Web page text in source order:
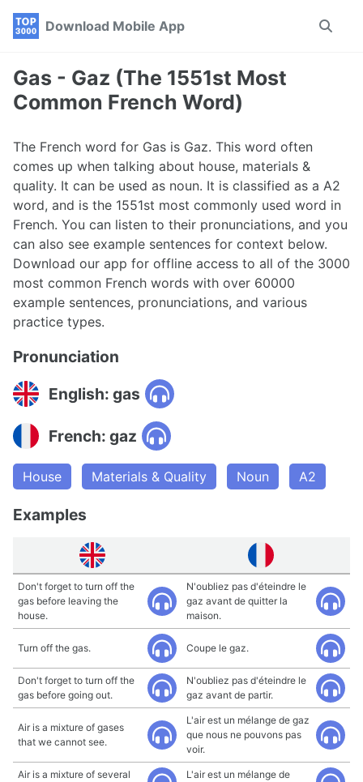
Skip
navigation
Skip
Skip
Download Mobile App
Toggle
Gas - Gaz (The 1551st Most
Common French Word)
The French word for Gas is Gaz. This word often
comes up when talking about house, materials &
quality. It can be used as noun. It is classified as a A2
word, and is the 1551st most commonly used word in
French. You can listen to their pronunciations, and you
can also see example sentences for context below.
Download our app for offline access to all of the 3000
most common French words with over 60000
example sentences, pronunciations, and various
practice types.
Pronunciation
English: gas
French: gaz
House Materials & Quality Noun A2
Examples
Don't forget to turn off the
gas before leaving the
house.
N'oubliez pas d'éteindre le
gaz avant de quitter la
maison.
Turn off the gas. Coupe le gaz.
Don't forget to turn off the
gas before going out.
N'oubliez pas d'éteindre le
gaz avant de partir.
Air is a mixture of gases
that we cannot see.
L'air est un mélange de gaz
que nous ne pouvons pas
voir.
Air is a mixture of several
L'air est un mélange de